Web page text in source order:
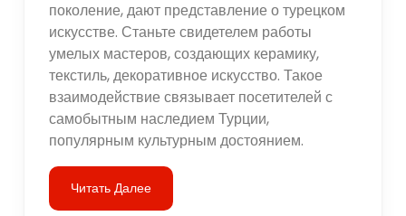
поколение, дают представление о турецком
искусстве. Станьте свидетелем работы
умелых мастеров, создающих керамику,
текстиль, декоративное искусство. Такое
взаимодействие связывает посетителей с
самобытным наследием Турции,
популярным культурным достоянием.
Читать Далее